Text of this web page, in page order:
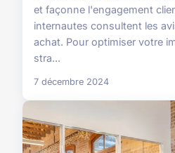
et façonne l'engagement
internautes consultent les
achat. Pour optimiser votre
stra...
7 décembre 2024